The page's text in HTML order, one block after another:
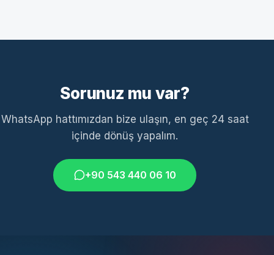
Sorunuz mu var?
WhatsApp hattımızdan bize ulaşın, en geç 24 saat
içinde dönüş yapalım.
+90 543 440 06 10